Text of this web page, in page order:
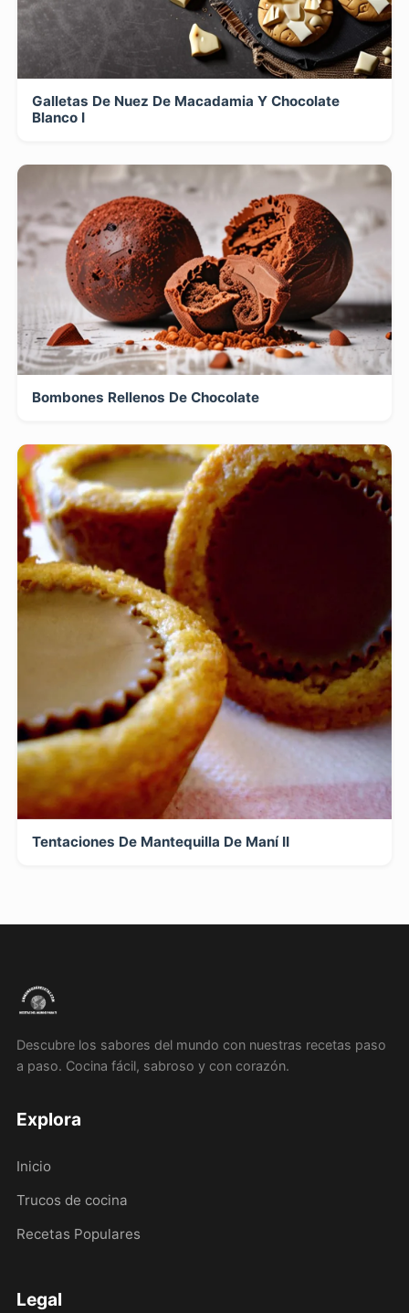
Galletas De Nuez De Macadamia Y Chocolate
Blanco I
Bombones Rellenos De Chocolate
Tentaciones De Mantequilla De Maní II
Descubre los sabores del mundo con nuestras recetas paso
a paso. Cocina fácil, sabroso y con corazón.
Explora
Inicio
Trucos de cocina
Recetas Populares
Legal